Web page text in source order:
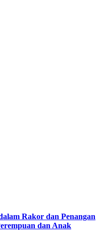
Rakor dan Penangan
dan Anak